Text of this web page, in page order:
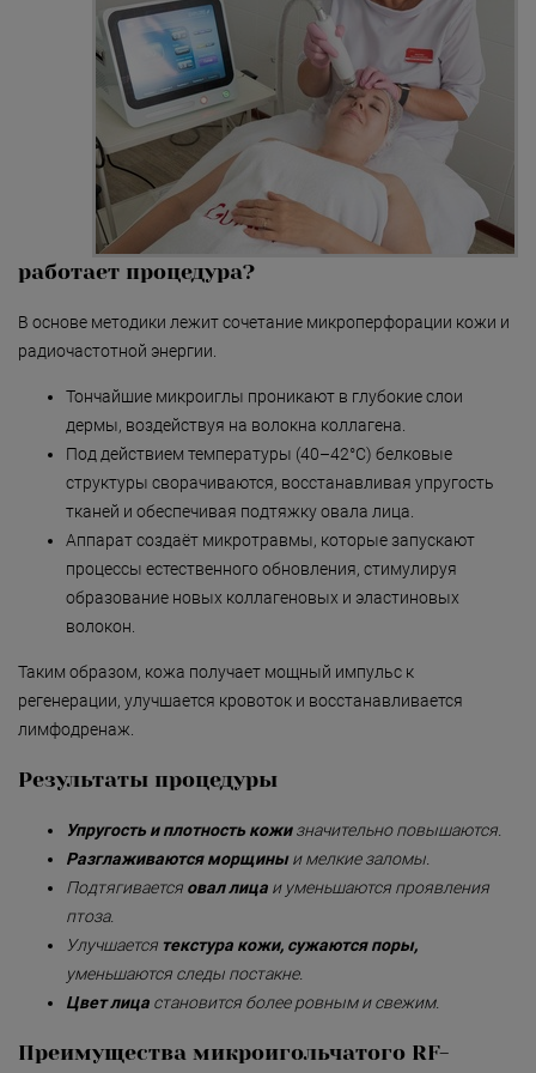
работает процедура?
В основе методики лежит сочетание микроперфорации кожи и
радиочастотной энергии.
Тончайшие микроиглы проникают в глубокие слои
дермы, воздействуя на волокна коллагена.
Под действием температуры (40–42°C) белковые
структуры сворачиваются, восстанавливая упругость
тканей и обеспечивая подтяжку овала лица.
Аппарат создаёт микротравмы, которые запускают
процессы естественного обновления, стимулируя
образование новых коллагеновых и эластиновых
волокон.
Таким образом, кожа получает мощный импульс к
регенерации, улучшается кровоток и восстанавливается
лимфодренаж.
Результаты процедуры
Упругость и плотность кожизначительно повышаются.
Разглаживаются морщиныи мелкие заломы.
Подтягивается овал лица и уменьшаются проявления
птоза.
Улучшается текстура кожи, сужаются поры,
уменьшаются следы постакне.
Цвет лица становится более ровным и свежим.
Преимущества микроигольчатого RF-
«Detoxygene»
«Beauty-ассорти»
«Леди Совершенство»
«Коруги»
«Секрет Красоты»
«Гармония»
«Мануальная терапия»
«Остеопатия»
«Здоровая спина»
«Гранатовая
Безмятежность»
«Роман с камнем»
«Магия массажа»
«Мудрость Тибета»
«Шоколадный Релакс»
«SPA-отпуск в Тибете»
«Сибирское здоровье»